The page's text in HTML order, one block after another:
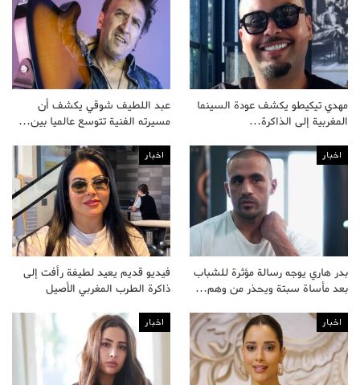
مهدي تيكيطو يكشف عودة السينما
المغربية إلى الذاكرة…
عبد اللطيف شوقي يكشف أن
مسيرته الفنية تتوسع عالميا بين…
اخبار
بدر هاري يوجه رسالة مؤثرة للشباب
بعد مأساة سبتة ويحذر من وهم…
اخبار
فيديو قديم يعيد لطيفة رأفت إلى
ذاكرة الطرب المغربي الأصيل
اخبار اخبار